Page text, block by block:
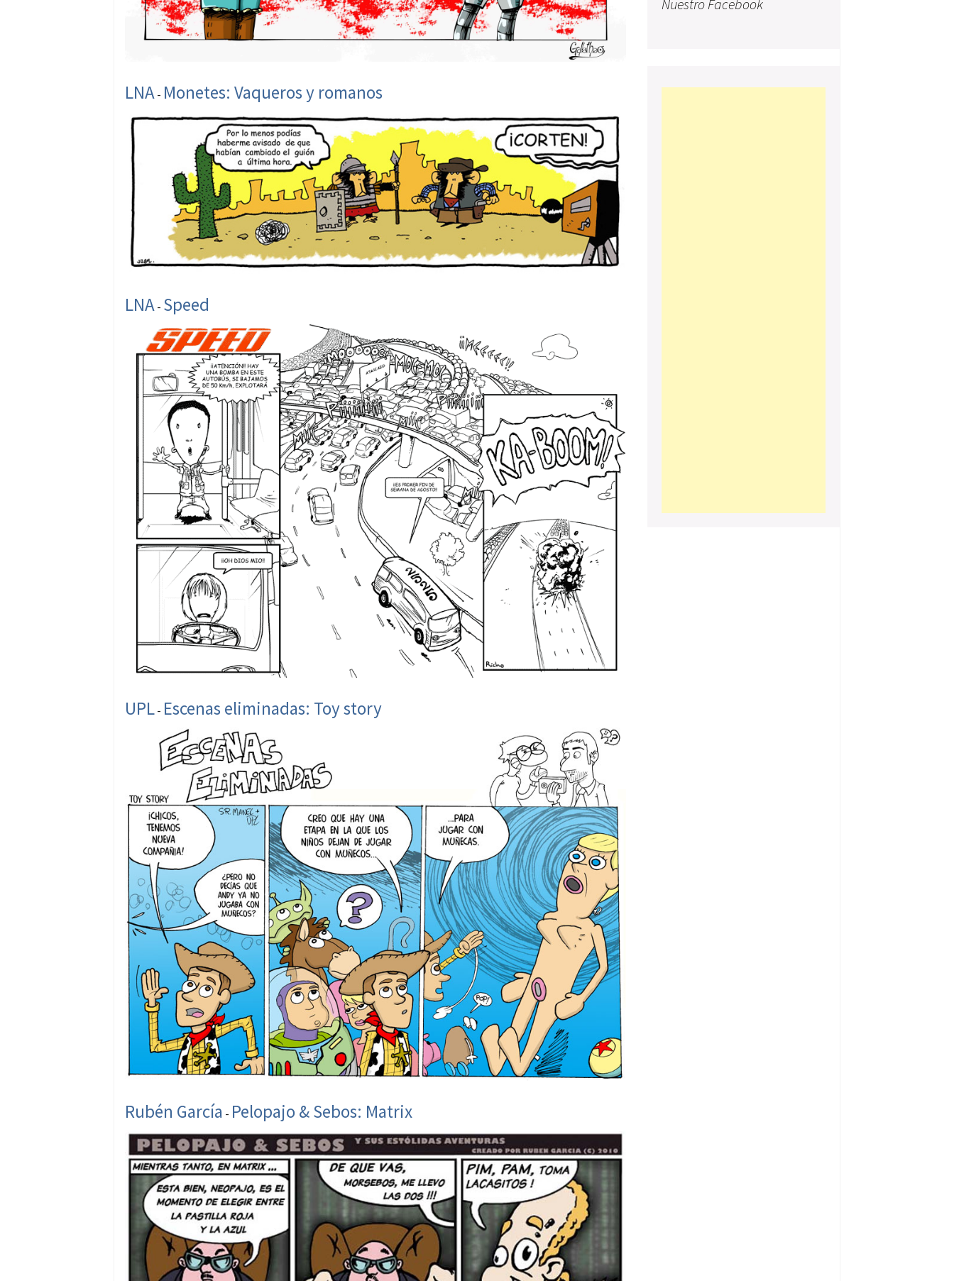
LNA - Monetes: Vaqueros y romanos
LNA - Speed
UPL - Escenas eliminadas: Toy story
Rubén García - Pelopajo & Sebos: Matrix
Nuestro Facebook